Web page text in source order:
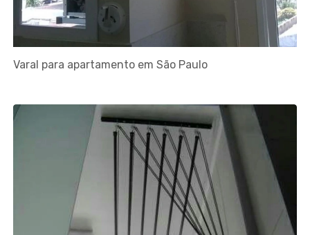
Varal para apartamento em São Paulo